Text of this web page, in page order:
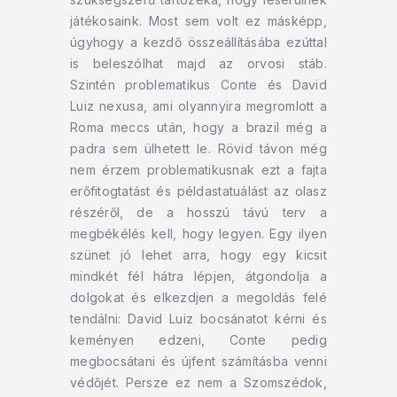
játékosaink. Most sem volt ez másképp,
úgyhogy a kezdő összeállításába ezúttal
is beleszólhat majd az orvosi stáb.
Szintén problematikus Conte és David
Luiz nexusa, ami olyannyira megromlott a
Roma meccs után, hogy a brazil még a
padra sem ülhetett le. Rövid távon még
nem érzem problematikusnak ezt a fajta
erőfitogtatást és példastatuálást az olasz
részéről, de a hosszú távú terv a
megbékélés kell, hogy legyen. Egy ilyen
szünet jó lehet arra, hogy egy kicsit
mindkét fél hátra lépjen, átgondolja a
dolgokat és elkezdjen a megoldás felé
tendálni: David Luiz bocsánatot kérni és
keményen edzeni, Conte pedig
megbocsátani és újfent számításba venni
védőjét. Persze ez nem a Szomszédok,